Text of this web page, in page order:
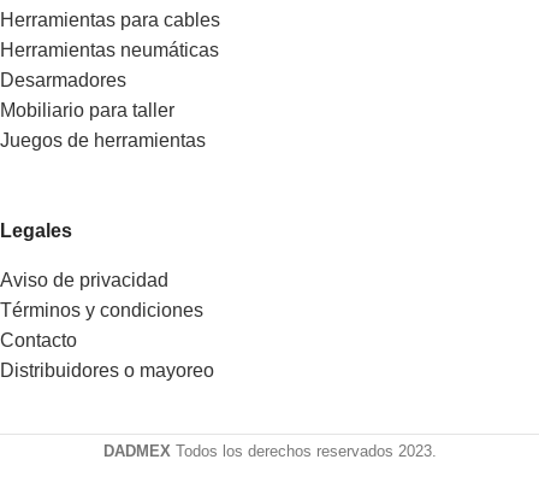
Herramientas para cables
Herramientas neumáticas
Desarmadores
Mobiliario para taller
Juegos de herramientas
Legales
Aviso de privacidad
Términos y condiciones
Contacto
Distribuidores o mayoreo
DADMEX Todos los derechos reservados 2023.